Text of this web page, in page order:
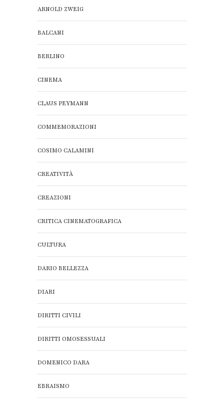
ARNOLD ZWEIG
BALCANI
BERLINO
CINEMA
CLAUS PEYMANN
COMMEMORAZIONI
COSIMO CALAMINI
CREATIVITÀ
CREAZIONI
CRITICA CINEMATOGRAFICA
CULTURA
DARIO BELLEZZA
DIARI
DIRITTI CIVILI
DIRITTI OMOSESSUALI
DOMENICO DARA
EBRAISMO